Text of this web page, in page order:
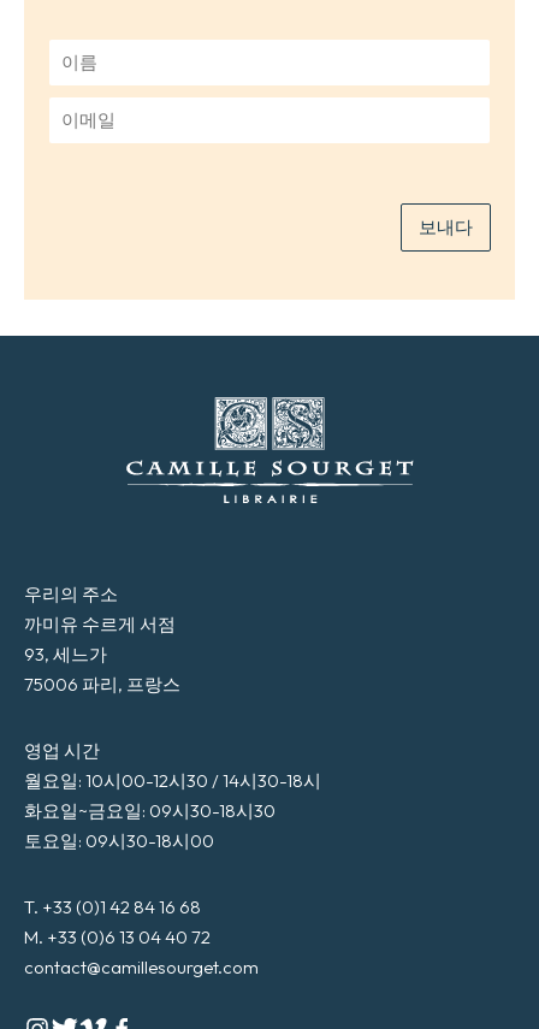
름
*
메
보내다
우리의 주소
까미유 수르게 서점
93, 세느가
75006 파리, 프랑스
영업 시간
월요일: 10시00-12시30 / 14시30-18시
화요일~금요일: 09시30-18시30
토요일: 09시30-18시00
T. +33 (0)1 42 84 16 68
M. +33 (0)6 13 04 40 72
contact@camillesourget.com